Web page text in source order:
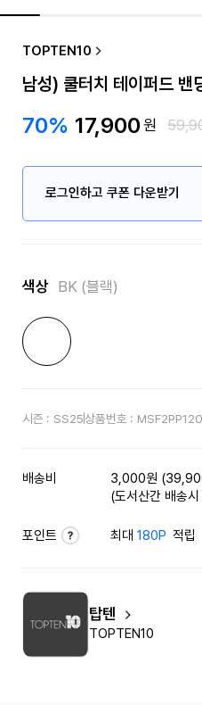
TOPTEN10
남성) 쿨터치 테이퍼드 밴
70% 17,900원
로그인하고 쿠폰 다운받기
색상 BK (블랙)
시즌 : SS25상품번호 :
배송비
3,000원
(도서산간 배송
포인트 최대180P 적립
탑텐
TOPTEN10